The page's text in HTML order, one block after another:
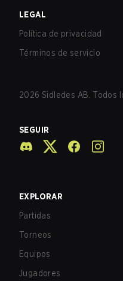
LEGAL
Política de privacidad
Términos de servicio
2026 Sidledes AB. Todos
SEGUIR
EXPLORAR
Partidas
Torneos
Equipos
Jugadores